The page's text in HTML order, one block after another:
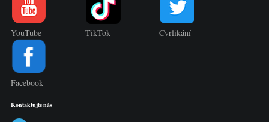
YouTube TikTok Cvrlikání
Facebook
Kontaktujte nás